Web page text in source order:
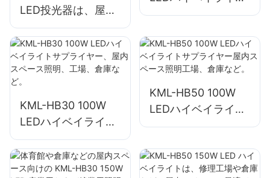
LED投光器は、屋外
の建物のファサード
や建設現場の照明に
使用されます。
サプライヤー屋内ス
庫など。
KML-HB30 100W
LEDハイベイライト
サプライヤー、屋内
スペース照明、工
場、倉庫など。
KML-HB50 100W
LEDハイベイライト
サプライヤー屋内ス
庫など。